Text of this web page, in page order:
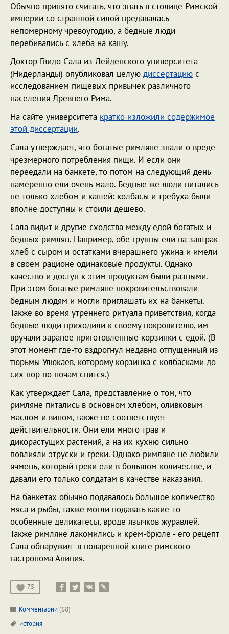
Обычно принято считать, что знать в столице Римской
империи со страшной силой предавалась
непомерному чревоугодию, а бедные люди
перебивались с хлеба на кашу.
Доктор Гвидо Сала из Лейденского университета
(Нидерланды) опубликовал целую диссертацию с
исследованием пищевых привычек различного
населения Древнего Рима.
На сайте университета кратко изложили содержимое
этой диссертации.
Сала утверждает, что богатые римляне знали о вреде
чрезмерного потребления пищи. И если они
переедали на банкете, то потом на следующий день
намеренно ели очень мало. Бедные же люди питались
не только хлебом и кашей: колбасы и требуха были
вполне доступны и стоили дешево.
Сала видит и другие сходства между едой богатых и
бедных римлян. Например, обе группы ели на завтрак
хлеб с сыром и остатками вчерашнего ужина и имели
в своем рационе одинаковые продукты. Однако
качество и доступ к этим продуктам были разными.
При этом богатые римляне покровительствовали
бедным людям и могли приглашать их на банкеты.
Также во время утреннего ритуала приветствия, когда
бедные люди приходили к своему покровителю, им
вручали заранее приготовленные корзинки с едой. (В
этот момент где-то вздрогнул недавно отпущенный из
тюрьмы Улюкаев, которому корзинка с колбасками до
сих пор по ночам снится.)
Как утверждает Сала, представление о том, что
римляне питались в основном хлебом, оливковым
маслом и вином, также не соответствует
действительности. Они ели много трав и
дикорастущих растений, а на их кухню сильно
повлияли этруски и греки. Однако римляне не любили
ячмень, который греки ели в большом количестве, и
давали его только солдатам в качестве наказания.
На банкетах обычно подавалось большое количество
мяса и рыбы, также могли подавать какие-то
особенные деликатесы, вроде язычков журавлей.
Также римляне лакомились и крем-брюле - его рецепт
Сала обнаружил в поваренной книге римского
гастронома Апиция.
75
Комментарии (68)
история